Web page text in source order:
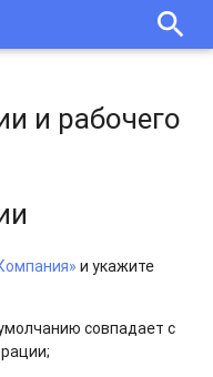
search
и рабочего
и укажите
совпадает с